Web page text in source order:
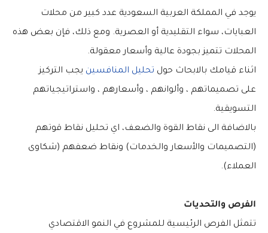
يوجد في المملكة العربية السعودية عدد كبير من محلات
العبايات، سواء التقليدية أو العصرية. ومع ذلك، فإن بعض هذه
المحلات تتميز بجودة عالية وأسعار معقولة.
اثناء قيامك بالابحاث حول تحليل المنافسين يجب التركيز
على تصميماتهم ، وألوانهم ، وأسعارهم ، واستراتيجياتهم
التسويقية.
بالاضافة الى نقاط القوة والضعف، اي تحليل نقاط قوتهم
(التصميمات والأسعار والخدمات) ونقاط ضعفهم (شكاوى
العملاء).
الفرص والتحديات
تتمثل الفرص الرئيسية للمشروع في النمو الاقتصادي